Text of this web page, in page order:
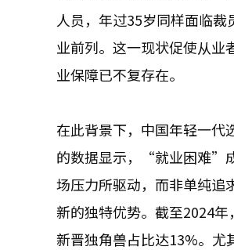
人员，年过35岁同样面临
业前列。这一现状促使从
业保障已不复存在。
在此背景下，中国年轻一代
的数据显示，“就业困难”
场压力所驱动，而非单纯
新的独特优势。截至2024
新晋独角兽占比达13%。尤